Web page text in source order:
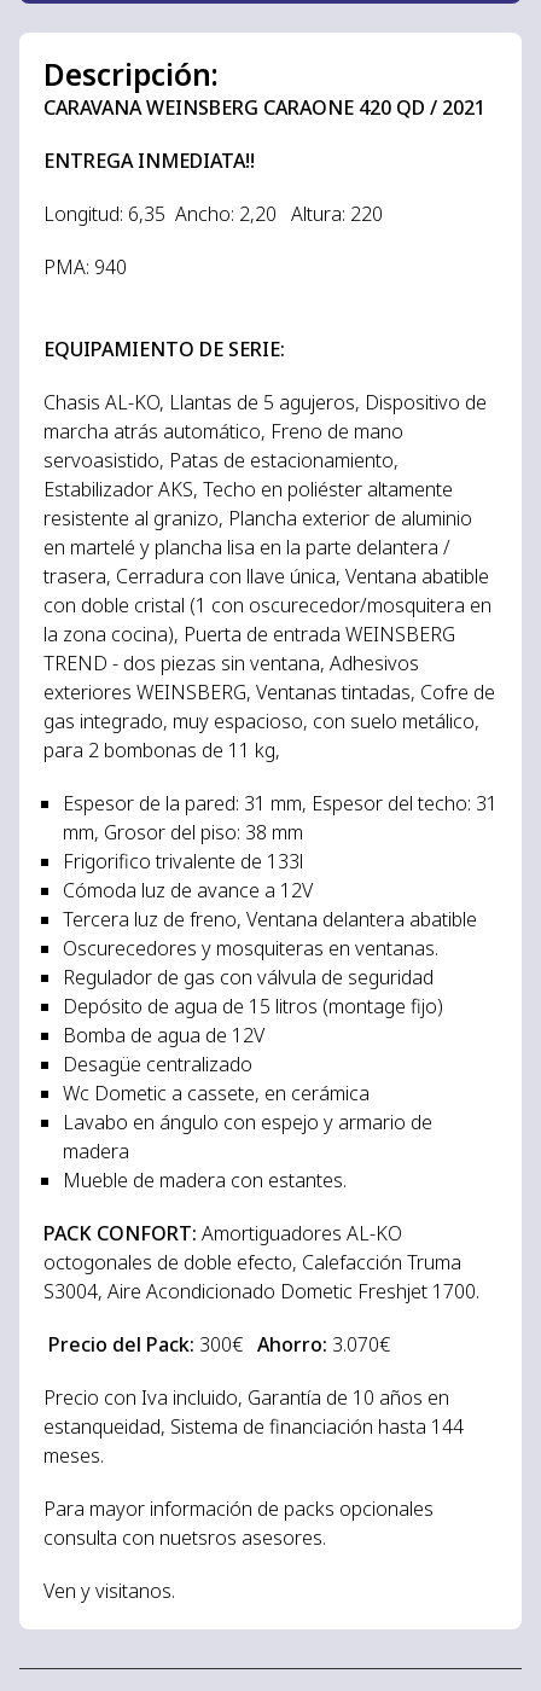
Descripción:
CARAVANA WEINSBERG CARAONE 420 QD / 2021
ENTREGA INMEDIATA!!
Longitud: 6,35 Ancho: 2,20 Altura: 220
PMA: 940
EQUIPAMIENTO DE SERIE:
Chasis AL-KO, Llantas de 5 agujeros, Dispositivo de
marcha atrás automático, Freno de mano
servoasistido, Patas de estacionamiento,
Estabilizador AKS, Techo en poliéster altamente
resistente al granizo, Plancha exterior de aluminio
en martelé y plancha lisa en la parte delantera /
trasera, Cerradura con llave única, Ventana abatible
con doble cristal (1 con oscurecedor/mosquitera en
la zona cocina), Puerta de entrada WEINSBERG
TREND - dos piezas sin ventana, Adhesivos
exteriores WEINSBERG, Ventanas tintadas, Cofre de
gas integrado, muy espacioso, con suelo metálico,
para 2 bombonas de 11 kg,
Espesor de la pared: 31 mm, Espesor del techo: 31
mm, Grosor del piso: 38 mm
Frigorifico trivalente de 133l
Cómoda luz de avance a 12V
Tercera luz de freno, Ventana delantera abatible
Oscurecedores y mosquiteras en ventanas.
Regulador de gas con válvula de seguridad
Depósito de agua de 15 litros (montage fijo)
Bomba de agua de 12V
Desagüe centralizado
Wc Dometic a cassete, en cerámica
Lavabo en ángulo con espejo y armario de
madera
Mueble de madera con estantes.
PACK CONFORT: Amortiguadores AL-KO
octogonales de doble efecto, Calefacción Truma
S3004, Aire Acondicionado Dometic Freshjet 1700.
Precio del Pack: 300€ Ahorro: 3.070€
Precio con Iva incluido, Garantía de 10 años en
estanqueidad, Sistema de financiación hasta 144
meses.
Para mayor información de packs opcionales
consulta con nuetsros asesores.
Ven y visitanos.